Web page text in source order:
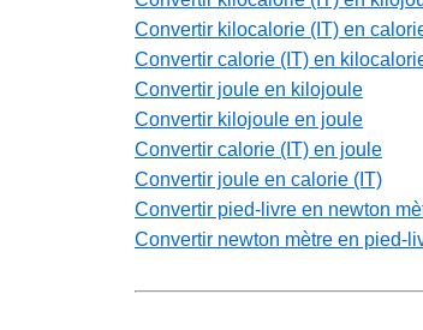
Convertir kilocalorie (IT) en
Convertir calorie (IT) en
Convertir joule en kilojoule
Convertir kilojoule en joule
Convertir calorie (IT) en joule
Convertir joule en calorie (IT)
Convertir pied-livre en newton
Convertir newton mètre en pied-